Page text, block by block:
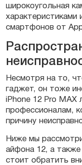
широкоугольная
смартфонов от
Несмотря на то,
гаджет, он тоже
iPhone 12 Pro MAX
профессионалам,
причину
Ниже мы
айфона 12, а
стоит обратить